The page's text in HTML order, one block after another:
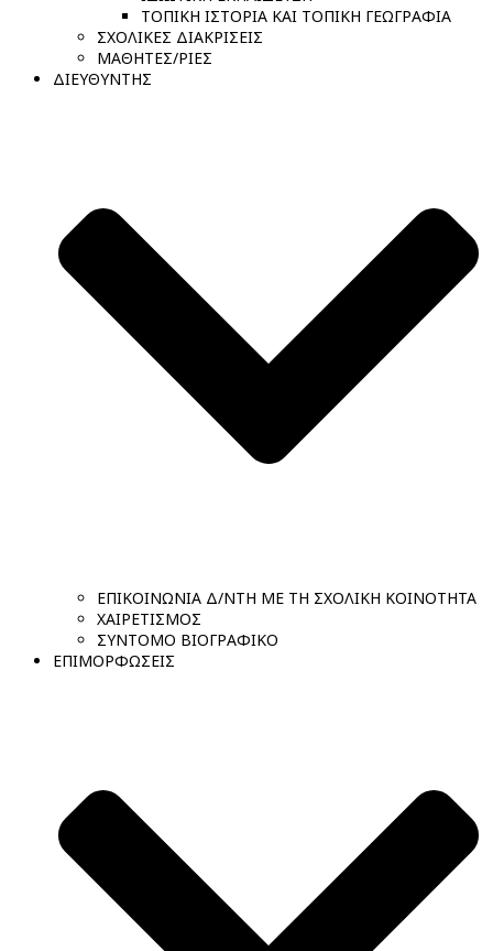
ΤΟΠΙΚΗ ΙΣΤΟΡΙΑ ΚΑΙ ΤΟΠΙΚΗ ΓΕΩΓΡΑΦΙΑ
ΣΧΟΛΙΚΕΣ ΔΙΑΚΡΙΣΕΙΣ
ΜΑΘΗΤΕΣ/ΡΙΕΣ
ΔΙΕΥΘΥΝΤΗΣ
ΕΠΙΚΟΙΝΩΝΙΑ Δ/ΝΤΗ ΜΕ ΤΗ ΣΧΟΛΙΚΗ ΚΟΙΝΟΤΗΤΑ
ΧΑΙΡΕΤΙΣΜΟΣ
ΣΥΝΤΟΜΟ ΒΙΟΓΡΑΦΙΚΟ
ΕΠΙΜΟΡΦΩΣΕΙΣ